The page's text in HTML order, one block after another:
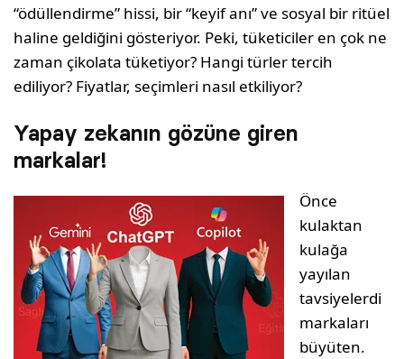
“ödüllendirme” hissi, bir “keyif anı” ve sosyal bir ritüel
haline geldiğini gösteriyor. Peki, tüketiciler en çok ne
zaman çikolata tüketiyor? Hangi türler tercih
ediliyor? Fiyatlar, seçimleri nasıl etkiliyor?
Yapay zekanın gözüne giren
markalar!
Önce
kulaktan
kulağa
yayılan
tavsiyelerdi
markaları
büyüten.